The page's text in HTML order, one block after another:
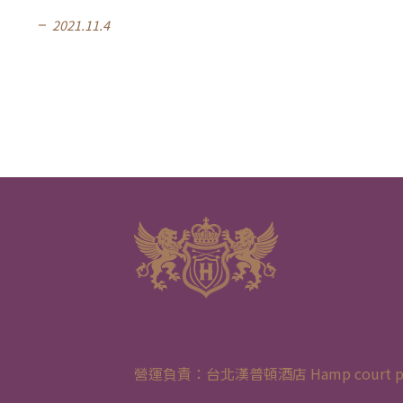
remove 2021.11.4
營運負責：台北漢普頓酒店 Hamp